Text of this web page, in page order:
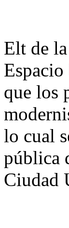
Elt de
que los
lo cual
pública
Ciudad